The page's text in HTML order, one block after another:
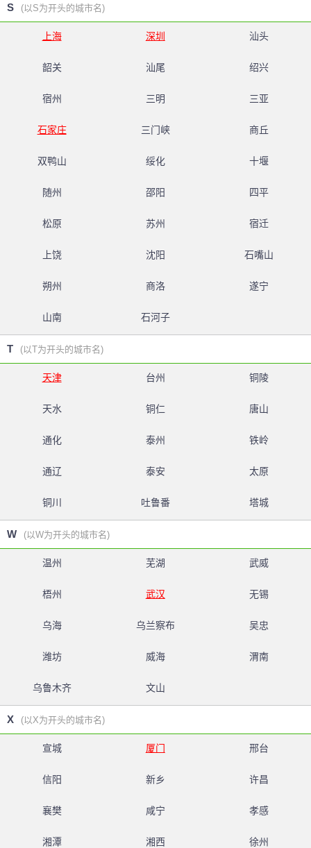
S (以S为开头的城市名)
上海 深圳 汕头
韶关 汕尾 绍兴
宿州 三明 三亚
石家庄 三门峡 商丘
双鸭山 绥化 十堰
随州 邵阳 四平
松原 苏州 宿迁
上饶 沈阳 石嘴山
朔州 商洛 遂宁
山南 石河子
T (以T为开头的城市名)
天津 台州 铜陵
天水 铜仁 唐山
通化 泰州 铁岭
通辽 泰安 太原
铜川 吐鲁番 塔城
W (以W为开头的城市名)
温州 芜湖 武威
梧州 武汉 无锡
乌海 乌兰察布 吴忠
潍坊 威海 渭南
乌鲁木齐 文山
X (以X为开头的城市名)
宣城 厦门 邢台
信阳 新乡 许昌
襄樊 咸宁 孝感
湘潭 湘西 徐州